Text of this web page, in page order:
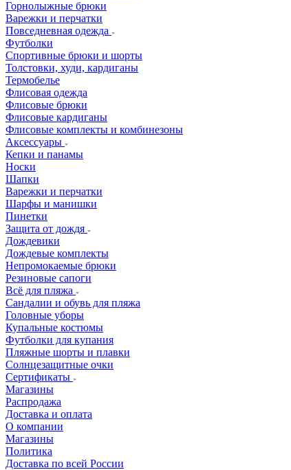
Горнолыжные брюки
Варежки и перчатки
Повседневная одежда
Футболки
Спортивные брюки и шорты
Толстовки, худи, кардиганы
Термобелье
Флисовая одежда
Флисовые брюки
Флисовые кардиганы
Флисовые комплекты и комбинезоны
Аксессуары
Кепки и панамы
Носки
Шапки
Варежки и перчатки
Шарфы и манишки
Пинетки
Защита от дождя
Дождевики
Дождевые комплекты
Непромокаемые брюки
Резиновые сапоги
Всё для пляжа
Сандалии и обувь для пляжа
Головные уборы
Купальные костюмы
Футболки для купания
Пляжные шорты и плавки
Солнцезащитные очки
Сертификаты
Магазины
Распродажа
Доставка и оплата
О компании
Магазины
Политика
Доставка по всей России